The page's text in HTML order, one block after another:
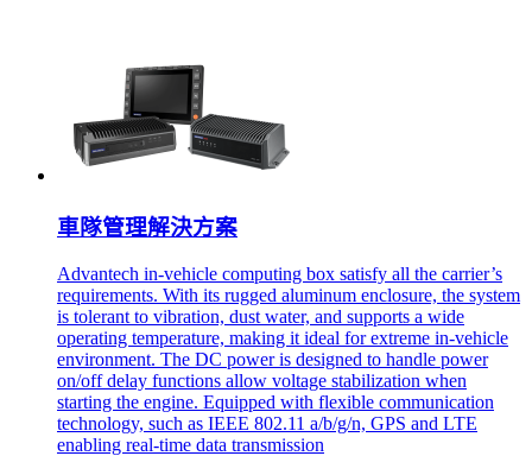
車隊管理解決方案
Advantech in-vehicle computing box satisfy all the carrier’s
requirements. With its rugged aluminum enclosure, the system
is tolerant to vibration, dust water, and supports a wide
operating temperature, making it ideal for extreme in-vehicle
environment. The DC power is designed to handle power
on/off delay functions allow voltage stabilization when
starting the engine. Equipped with flexible communication
technology, such as IEEE 802.11 a/b/g/n, GPS and LTE
enabling real-time data transmission